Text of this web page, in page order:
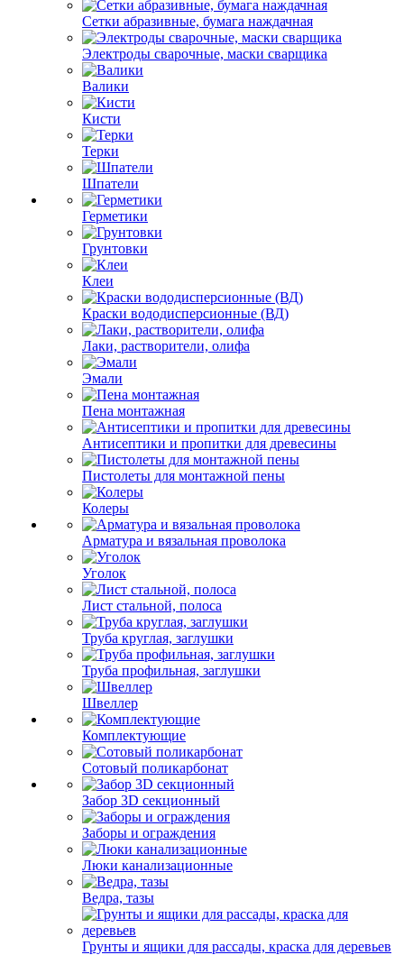
Сетки абразивные, бумага наждачная
Электроды сварочные, маски сварщика
Валики
Кисти
Терки
Шпатели
Герметики
Грунтовки
Клеи
Краски вододисперсионные (ВД)
Лаки, растворители, олифа
Эмали
Пена монтажная
Антисептики и пропитки для древесины
Пистолеты для монтажной пены
Колеры
Арматура и вязальная проволока
Уголок
Лист стальной, полоса
Труба круглая, заглушки
Труба профильная, заглушки
Швеллер
Комплектующие
Сотовый поликарбонат
Забор 3D секционный
Заборы и ограждения
Люки канализационные
Ведра, тазы
Грунты и ящики для рассады, краска для деревьев